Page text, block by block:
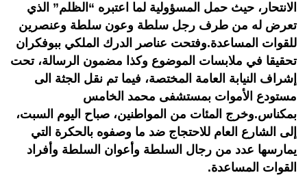
الانتحار، حيث حمل المسؤولية لما اعتبره “الظلم” الذي
تعرض له من طرف رجل سلطة وعون سلطة وعنصرين
للقوات المساعدة.وفتحت عناصر الدرك الملكي ببوفكران
تحقيقا في ملابسات الموضوع وكذا مضمون الرسالة، تحت
إشراف النيابة العامة المختصة، فيما تم نقل الجثة الى
مستودع الأموات بمستشفى محمد الخامس
بمكناس.وخرج المئات من المواطنين، صباح اليوم السبت،
إلى الشارع العام للاحتجاج ضد ما وصفوه بالحكرة التي
يمارسها عدد من رجال السلطة وأعوان السلطة وأفراد
القوات المساعدة.